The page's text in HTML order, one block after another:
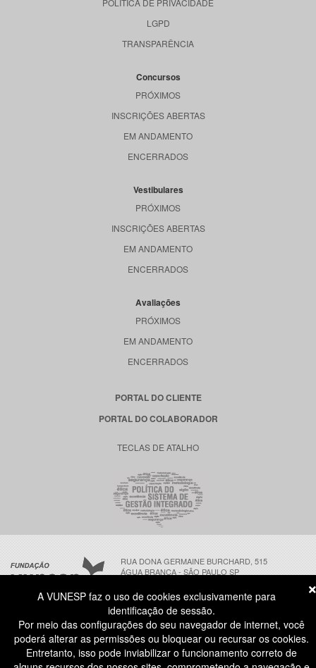
POLÍTICA DE PRIVACIDADE
LGPD
TRANSPARÊNCIA
Concursos
PRÓXIMOS
INSCRIÇÕES ABERTAS
EM ANDAMENTO
ENCERRADOS
Vestibulares
PRÓXIMOS
INSCRIÇÕES ABERTAS
EM ANDAMENTO
ENCERRADOS
Avaliações
PRÓXIMOS
EM ANDAMENTO
ENCERRADOS
PORTAL DO CLIENTE
PORTAL DO COLABORADOR
TECLAS DE ATALHO
RUA DONA GERMAINE BURCHARD, 515
ÁGUA BRANCA - SÃO PAULO SP
ATENDIMENTO AO CANDIDATO
(NÃO HÁ ATENDIMENTO PRESENCIAL) 11 3874-6300
DIAS ÚTEISdas 8h às 18h
A VUNESP faz o uso de cookies exclusivamente para
identificação de sessão.
Por meio das configurações do seu navegador de internet, você
poderá alterar as permissões ou bloquear ou recursar os cookies.
Entretanto, isso pode inviabilizar o funcionamento correto de